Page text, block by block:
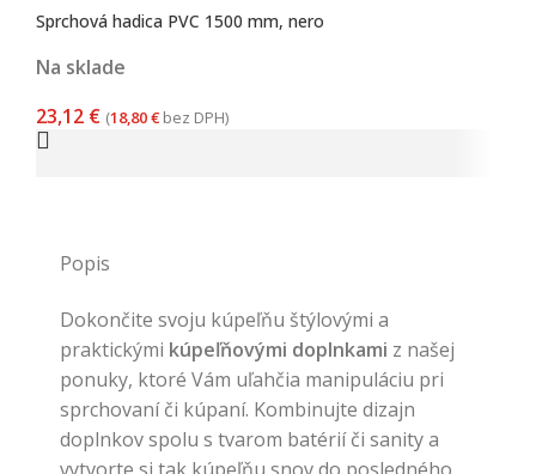
Sprchová hadica PVC 1500 mm, nero
Na sklade
23,12 € (18,80€bez DPH)
Popis
Dokončite svoju kúpeľňu štýlovými a
praktickými kúpeľňovými doplnkami z našej
ponuky, ktoré Vám uľahčia manipuláciu pri
sprchovaní či kúpaní. Kombinujte dizajn
doplnkov spolu s tvarom batérií či sanity a